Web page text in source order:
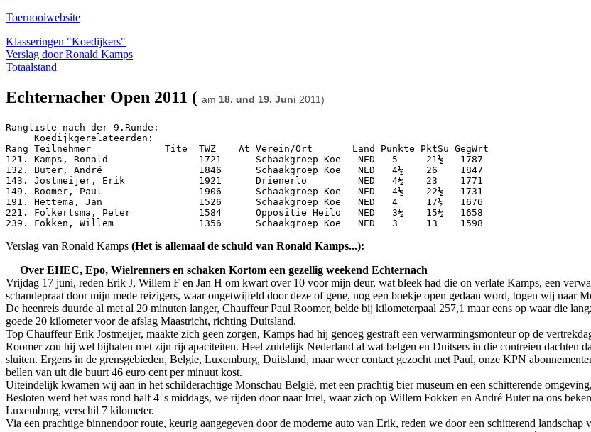
Toernooiwebsite
Klasseringen "Koedijkers"
Verslag door Ronald Kamps
Totaalstand
Echternacher Open 2011 ( am 18. und 19. Juni 2011)
Rangliste nach der 9.Runde:
     Koedijkgerelateerden:
Rang Teilnehmer             Tite  TWZ    At Verein/Ort       Land Punkte PktSu GegWrt
121. Kamps, Ronald                1721      Schaakgroep Koe   NED   5     21½   1787
132. Buter, André                 1846      Schaakgroep Koe   NED   4½    26    1847
143. Jostmeijer, Erik             1921      Drienerlo         NED   4½    23    1771
149. Roomer, Paul                 1906      Schaakgroep Koe   NED   4½    22½   1731
191. Hettema, Jan                 1526      Schaakgroep Koe   NED   4     17½   1676
221. Folkertsma, Peter            1584      Oppositie Heilo   NED   3½    15½   1658
239. Fokken, Willem               1356      Schaakgroep Koe   NED   3     13    1598
Verslag van Ronald Kamps (Het is allemaal de schuld van Ronald Kamps...):
Over EHEC, Epo, Wielrenners en schaken Kortom een gezellig weekend Echternach
Vrijdag 17 juni, reden Erik J, Willem F en Jan H om kwart over 10 voor mijn deur, wat bleek had die on verlate Kamps, een
schandepraat door mijn mede reizigers, waar ongetwijfeld door deze of gene, nog een boekje open gedaan word, togen wij naar
De heenreis duurde al met al 20 minuten langer, Chauffeur Paul Roomer, belde bij kilometerpaal 257,1 maar eens op waar die
goede 20 kilometer voor de afslag Maastricht, richting Duitsland.
Top Chauffeur Erik Jostmeijer, maakte zich geen zorgen, Kamps had hij genoeg gestraft een verwarmingsmonteur op de
Roomer zou hij wel bijhalen met zijn rijcapaciteiten. Heel zuidelijk Nederland al wat belgen en Duitsers in die contreien dachten
sluiten. Ergens in de grensgebieden, Belgie, Luxemburg, Duitsland, maar weer contact gezocht met Paul, onze KPN
bellen van uit die buurt 46 euro cent per minuut kost.
Uiteindelijk kwamen wij aan in het schilderachtige Monschau België, met een prachtig bier museum en een schitterende
Besloten werd het was rond half 4 's middags, we rijden door naar Irrel, waar zich op Willem Fokken en André Buter na ons
Luxemburg, verschil 7 kilometer.
Via een prachtige binnendoor route, keurig aangegeven door de moderne auto van Erik, reden we door een schitterend